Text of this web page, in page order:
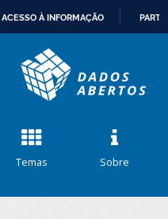
ACESSO À INFORMAÇÃO
Temas Sobre